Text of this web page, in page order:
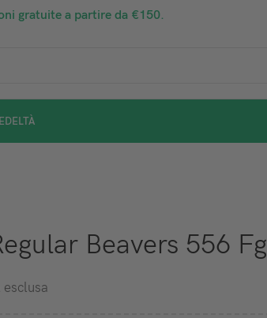
gratuite a partire da €150.
Beavers 556 Fg
esclusa